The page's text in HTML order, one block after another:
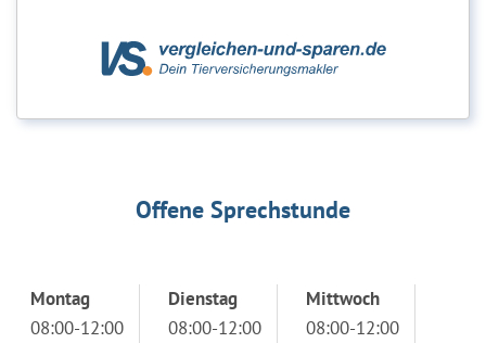
Offene Sprechstunde
Montag
08:00-12:00
Dienstag
08:00-12:00
Mittwoch
08:00-12:00